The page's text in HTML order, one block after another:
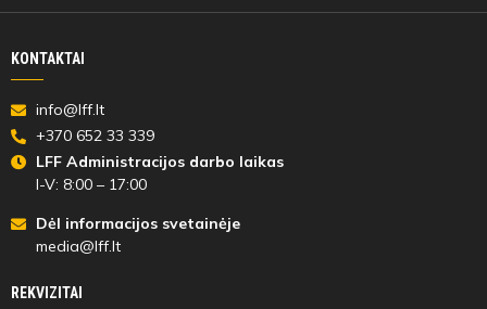
KONTAKTAI
info@lff.lt
+370 652 33 339
LFF Administracijos darbo laikas
I-V: 8:00 – 17:00
Dėl informacijos svetainėje
media@lff.lt
REKVIZITAI